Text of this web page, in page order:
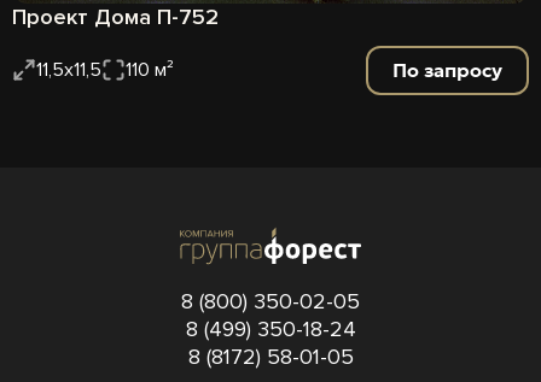
Проект Дома П-752
11,5х11,5 110 м² По запросу
8 (800) 350-02-05
8 (499) 350-18-24
8 (8172) 58-01-05